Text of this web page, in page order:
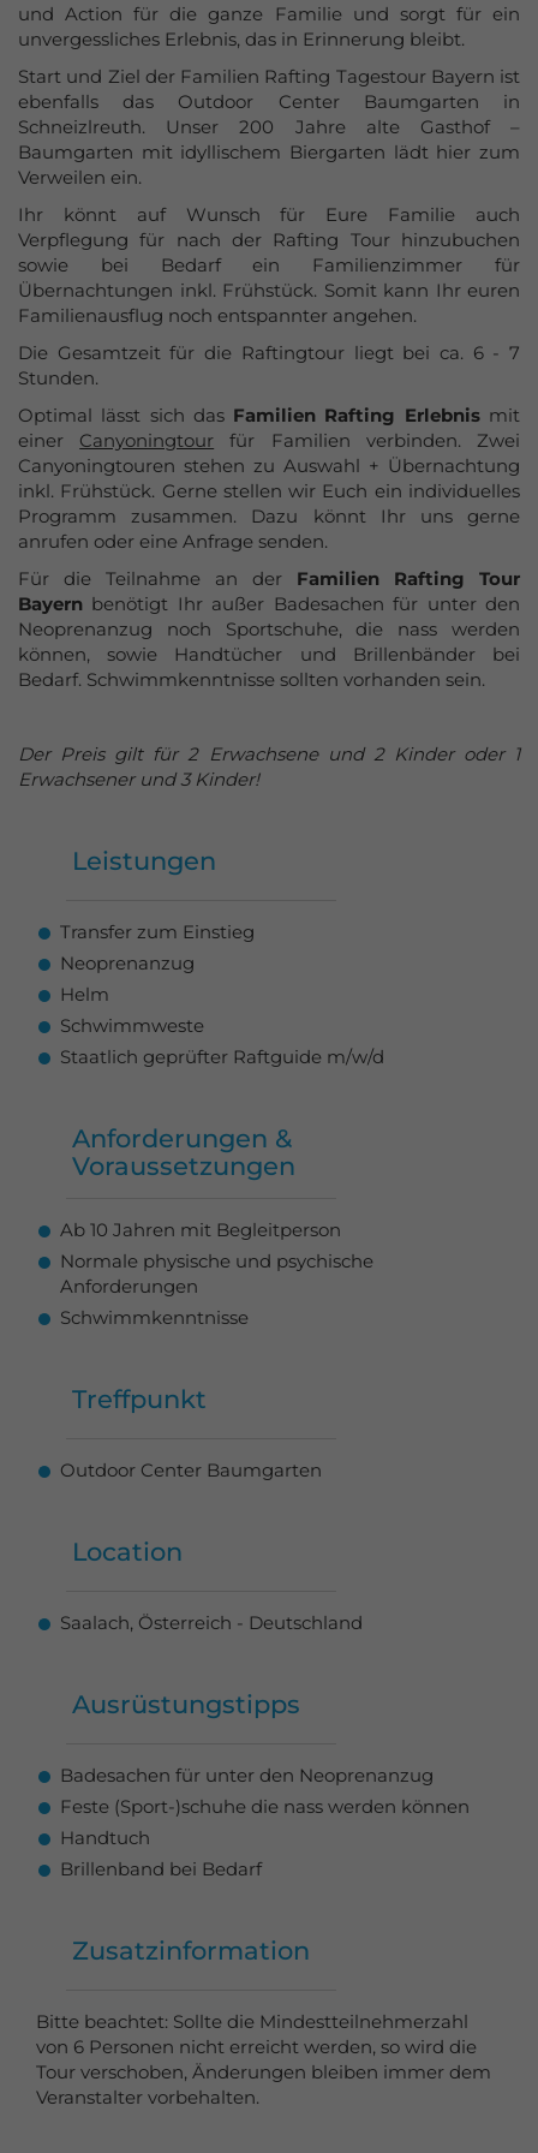
Azubi-Events
Gutscheine
kaufen
und Action für die ganze Familie und sorgt für ein
unvergessliches Erlebnis, das in Erinnerung bleibt.
Start und Ziel der Familien Rafting Tagestour Bayern ist
ebenfalls das Outdoor Center Baumgarten in
Schneizlreuth. Unser 200 Jahre alte Gasthof –
Baumgarten mit idyllischem Biergarten lädt hier zum
Verweilen ein.
Ihr könnt auf Wunsch für Eure Familie auch
Verpflegung für nach der Rafting Tour hinzubuchen
sowie bei Bedarf ein Familienzimmer für
Übernachtungen inkl. Frühstück. Somit kann Ihr euren
Familienausflug noch entspannter angehen.
Die Gesamtzeit für die Raftingtour liegt bei ca. 6 - 7
Stunden.
Optimal lässt sich das Familien Rafting Erlebnismit
einer Canyoningtour für Familien verbinden. Zwei
Canyoningtouren stehen zu Auswahl + Übernachtung
inkl. Frühstück. Gerne stellen wir Euch ein individuelles
Programm zusammen. Dazu könnt Ihr uns gerne
anrufen oder eine Anfrage senden.
Für die Teilnahme an der Familien Rafting Tour
Bayern benötigt Ihr außer Badesachen für unter den
Neoprenanzug noch Sportschuhe, die nass werden
können, sowie Handtücher und Brillenbänder bei
Bedarf. Schwimmkenntnisse sollten vorhanden sein.
Der Preis gilt für 2 Erwachsene und 2 Kinder oder 1
Erwachsener und 3 Kinder!
Leistungen
Transfer zum Einstieg
Neoprenanzug
Helm
Schwimmweste
Staatlich geprüfter Raftguide m/w/d
Anforderungen &
Voraussetzungen
Ab 10 Jahren mit Begleitperson
Normale physische und psychische
Anforderungen
Schwimmkenntnisse
Treffpunkt
Outdoor Center Baumgarten
Location
Saalach, Österreich - Deutschland
Ausrüstungstipps
Badesachen für unter den Neoprenanzug
Feste (Sport-)schuhe die nass werden können
Handtuch
Brillenband bei Bedarf
Zusatzinformation
Bitte beachtet: Sollte die Mindestteilnehmerzahl
von 6 Personen nicht erreicht werden, so wird die
Tour verschoben, Änderungen bleiben immer dem
Veranstalter vorbehalten.